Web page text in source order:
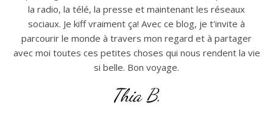
la radio, la télé, la presse et maintenant les réseaux
sociaux. Je kiff vraiment ça! Avec ce blog, je t'invite à
parcourir le monde à travers mon regard et à partager
avec moi toutes ces petites choses qui nous rendent la vie
si belle. Bon voyage.
Thia B.